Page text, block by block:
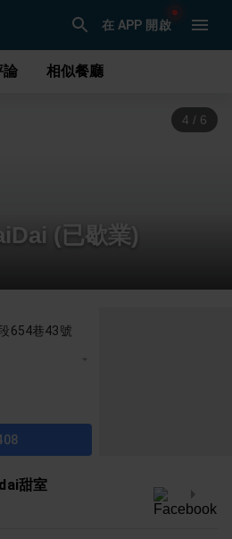
在 APP 開啟
論 相似餐廳
5 / 6
(已歇業)
654巷43號
甜室